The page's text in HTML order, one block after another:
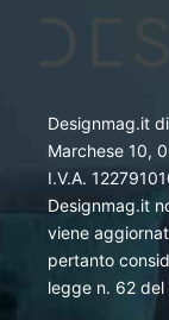
Designmag.it
Marchese 10,
I.V.A.
Designmag.it
viene
pertanto
legge n. 62 del